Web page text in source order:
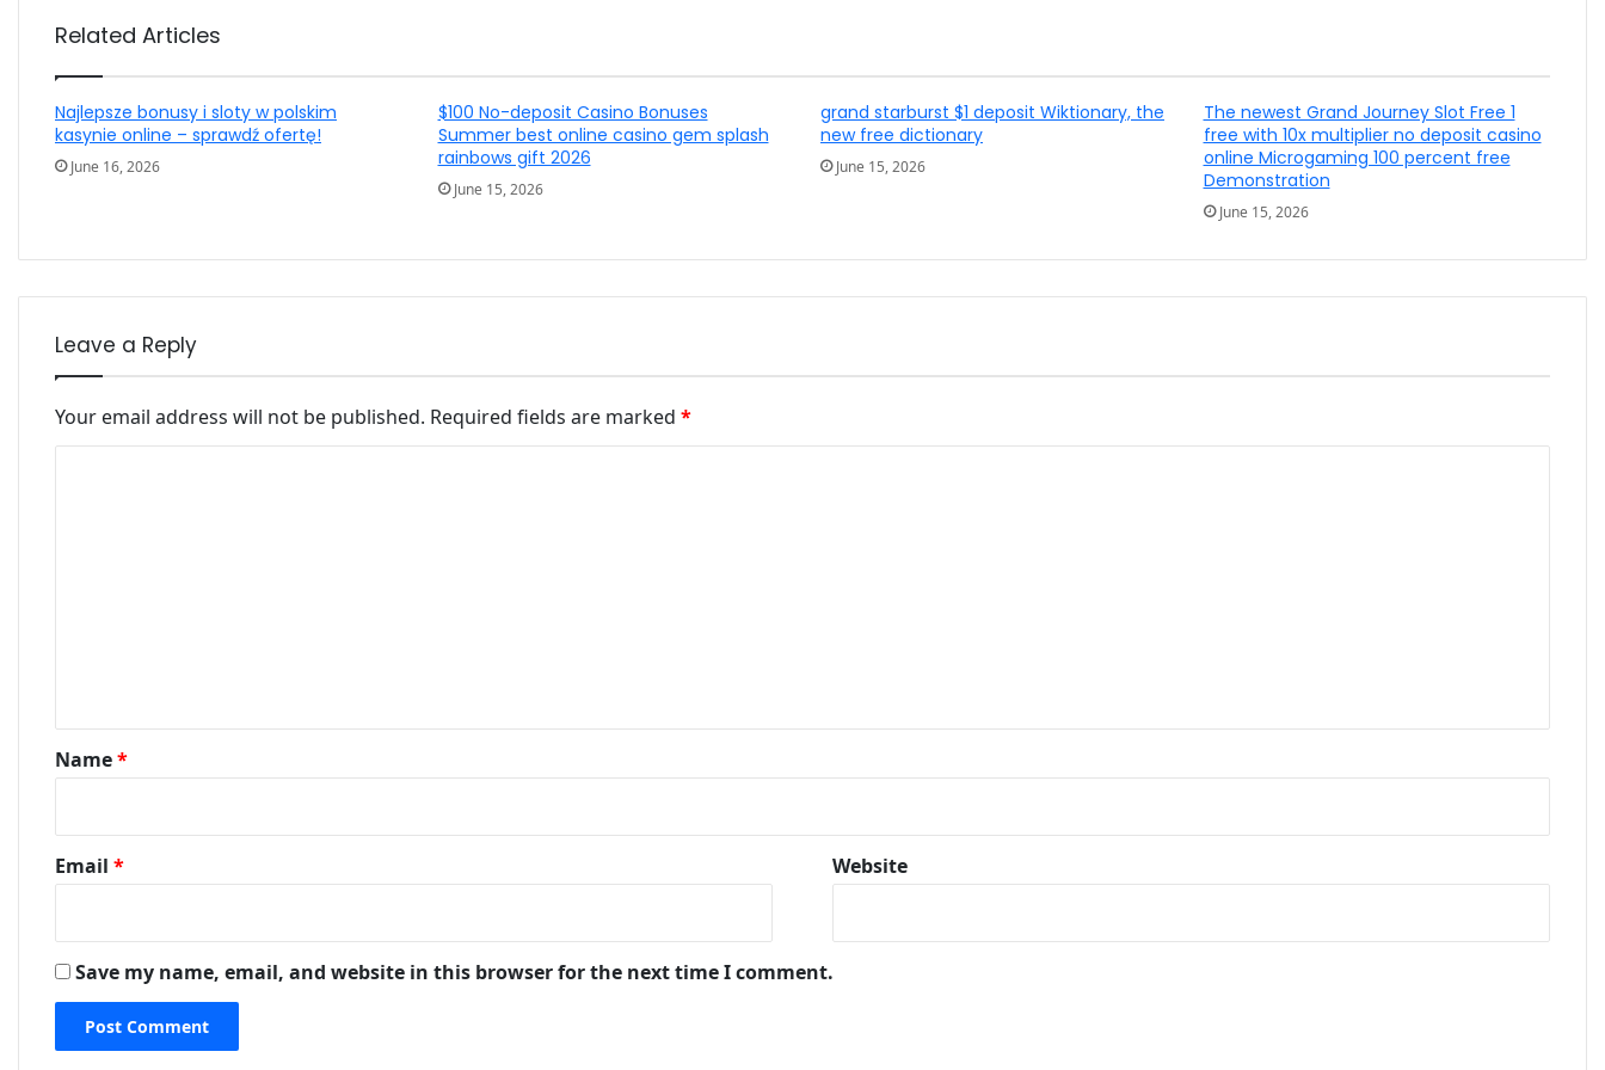
Related Articles
Najlepsze bonusy i sloty w polskim
kasynie online – sprawdź ofertę!
June 16, 2026
$100 No-deposit Casino Bonuses
Summer best online casino gem splash
rainbows gift 2026
June 15, 2026
grand starburst $1 deposit Wiktionary, the
new free dictionary
June 15, 2026
The newest Grand Journey Slot Free 1
free with 10x multiplier no deposit casino
online Microgaming 100 percent free
Demonstration
June 15, 2026
Leave a Reply
Your email address will not be published. Required fields are marked *
Name*
Email * Website
Save my name, email, and website in this browser for the next time I comment.